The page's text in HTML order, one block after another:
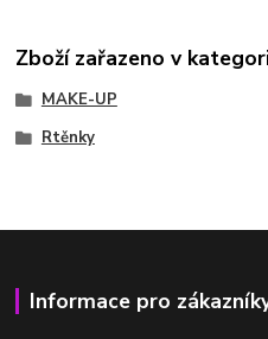
Zboží zařazeno v
MAKE-UP
Rtěnky
Informace pro